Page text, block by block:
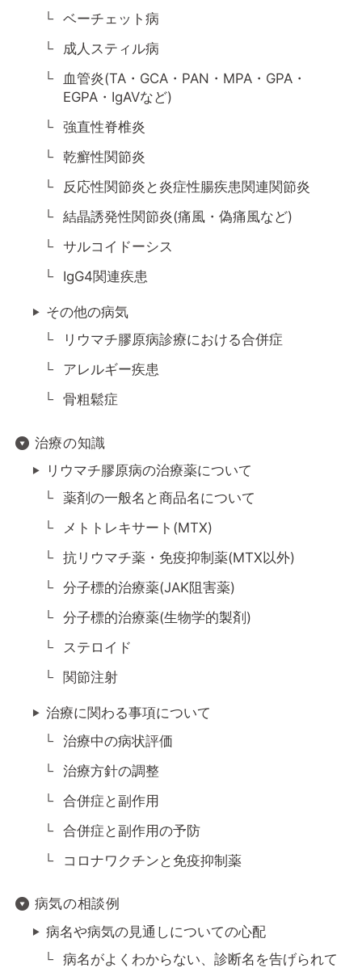
ベーチェット病
成人スティル病
血管炎(TA・GCA・PAN・MPA・GPA・
EGPA・IgAVなど)
強直性脊椎炎
乾癬性関節炎
反応性関節炎と炎症性腸疾患関連関節炎
結晶誘発性関節炎(痛風・偽痛風など)
サルコイドーシス
IgG4関連疾患
その他の病気
リウマチ膠原病診療における合併症
アレルギー疾患
骨粗鬆症
治療の知識
リウマチ膠原病の治療薬について
薬剤の一般名と商品名について
メトトレキサート(MTX)
抗リウマチ薬・免疫抑制薬(MTX以外)
分子標的治療薬(JAK阻害薬)
分子標的治療薬(生物学的製剤)
ステロイド
関節注射
治療に関わる事項について
治療中の病状評価
治療方針の調整
合併症と副作用
合併症と副作用の予防
コロナワクチンと免疫抑制薬
病気の相談例
病名や病気の見通しについての心配
病名がよくわからない、診断名を告げられて